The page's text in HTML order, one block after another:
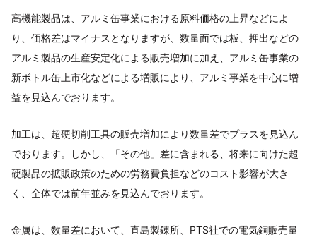
高機能製品は、アルミ缶事業における原料価格の上昇などによ
り、価格差はマイナスとなりますが、数量面では板、押出などの
アルミ製品の生産安定化による販売増加に加え、アルミ缶事業の
新ボトル缶上市化などによる増販により、アルミ事業を中心に増
益を見込んでおります。
加工は、超硬切削工具の販売増加により数量差でプラスを見込ん
でおります。しかし、「その他」差に含まれる、将来に向けた超
硬製品の拡販政策のための労務費負担などのコスト影響が大き
く、全体では前年並みを見込んでおります。
金属は、数量差において、直島製錬所、PTS社での電気銅販売量